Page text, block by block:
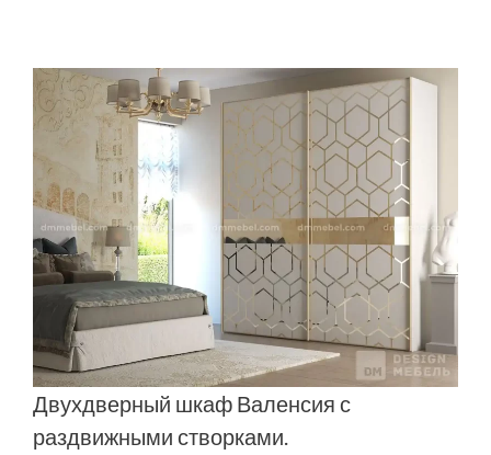
Двухдверный шкаф Валенсия с
раздвижными створками.